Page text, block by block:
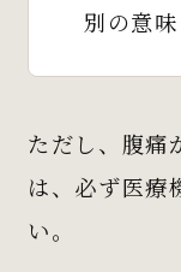
別の意味
ただし、腹痛
は、必ず医療
い。